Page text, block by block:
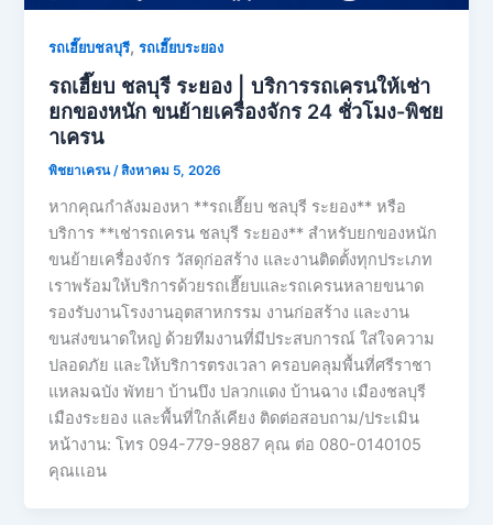
รถเฮี๊ยบชลบุรี,รถเฮี๊ยบระยอง
รถเฮี๊ยบ ชลบุรี ระยอง | บริการรถเครนให้เช่า
ยกของหนัก ขนย้ายเครื่องจักร 24 ชั่วโมง-พิชย
าเครน
พิชยาเครน /สิงหาคม 5, 2026
หากคุณกำลังมองหา **รถเฮี๊ยบ ชลบุรี ระยอง** หรือ
บริการ **เช่ารถเครน ชลบุรี ระยอง** สำหรับยกของหนัก
ขนย้ายเครื่องจักร วัสดุก่อสร้าง และงานติดตั้งทุกประเภท
เราพร้อมให้บริการด้วยรถเฮี๊ยบและรถเครนหลายขนาด
รองรับงานโรงงานอุตสาหกรรม งานก่อสร้าง และงาน
ขนส่งขนาดใหญ่ ด้วยทีมงานที่มีประสบการณ์ ใส่ใจความ
ปลอดภัย และให้บริการตรงเวลา ครอบคลุมพื้นที่ศรีราชา
แหลมฉบัง พัทยา บ้านบึง ปลวกแดง บ้านฉาง เมืองชลบุรี
เมืองระยอง และพื้นที่ใกล้เคียง ติดต่อสอบถาม/ประเมิน
หน้างาน: โทร 094-779-9887 คุณ ต่อ 080-0140105
คุณเเอน